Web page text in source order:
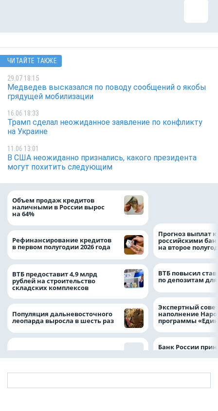
ЧИТАЙТЕ ТАКЖЕ
29.07 18:15
Медведев высказался по поводу сообщений о якобы
грядущей мобилизации
16.06 18:33
Трамп сделал неожиданное заявление по конфликту
на Украине
11.06 13:01
В США неожиданно признались, какого президента
могут похитить следующим
Объем продаж кредитов
наличными в России вырос
на 64%
Рефинансирование кредитов
в первом полугодии 2026 года
ВТБ предоставит 4,9 млрд
рублей на строительство
складских комплексов
Популяция дальневосточного
леопарда выросла в шесть раз
Прогноз выплат
российскими
на второе
ВТБ повысил
по депозитам
Экспертный
наполнение
программы
Банк России